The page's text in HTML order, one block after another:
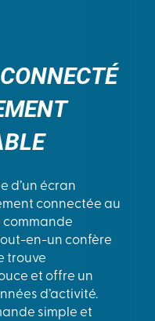
d’un écran
connectée au
commande
en-un confère
trouve
et offre un
d’activité.
simple et